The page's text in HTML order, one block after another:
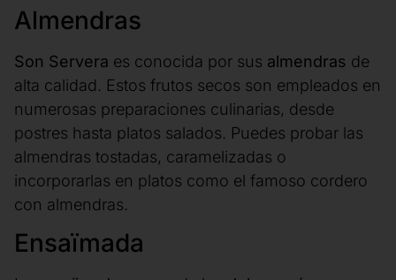
Almendras
Son Servera es conocida por sus almendras de
alta calidad. Estos frutos secos son empleados en
numerosas preparaciones culinarias, desde
postres hasta platos salados. Puedes probar las
almendras tostadas, caramelizadas o
incorporarlas en platos como el famoso cordero
con almendras.
Ensaïmada